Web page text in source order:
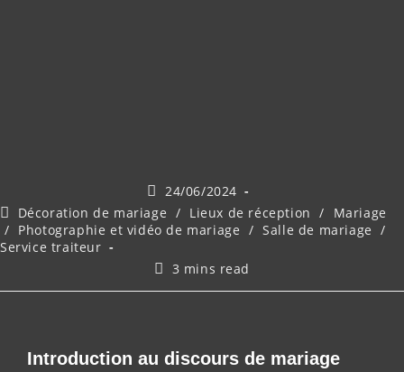
24/06/2024
Décoration de mariage / Lieux de réception /
Mariage
/ Photographie et vidéo de mariage / Salle de mariage
/
Service traiteur
3 mins read
Introduction au discours de mariage